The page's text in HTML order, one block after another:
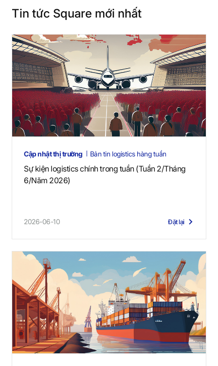
Tin tức Square mới nhất
Cập nhật thị trường Bản tin logistics hàng tuần
Sự kiện logistics chính trong tuần (Tuần 2/Tháng
6/Năm 2026)
2026-06-10 Đặt lại